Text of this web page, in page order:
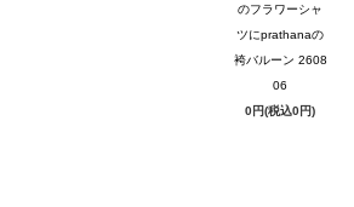
のフラワーシャ
ツにprathanaの
袴バルーン 2608
06
0円(税込0円)